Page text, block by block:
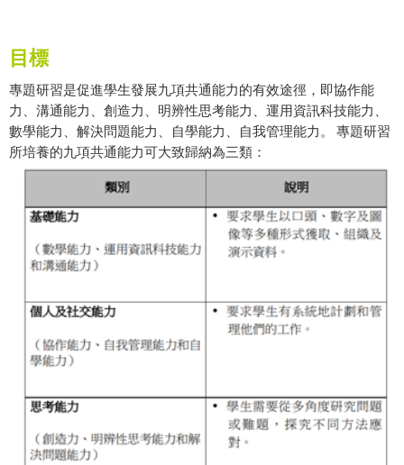
目標
專題研習是促進學生發展九項共通能力的有效途徑，即協作能
力、溝通能力、創造力、明辨性思考能力、運用資訊科技能力、
數學能力、解決問題能力、自學能力、自我管理能力。 專題研習
所培養的九項共通能力可大致歸納為三類：